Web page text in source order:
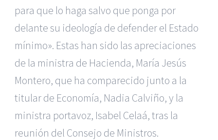
para que lo haga salvo que ponga por
delante su ideología de defender el Estado
mínimo». Estas han sido las apreciaciones
de la ministra de Hacienda, María Jesús
Montero, que ha comparecido junto a la
titular de Economía, Nadia Calviño, y la
ministra portavoz, Isabel Celaá, tras la
reunión del Consejo de Ministros.